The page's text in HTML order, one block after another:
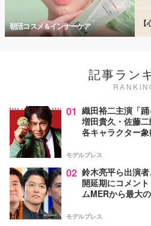
朝活コスメ＆インナーケア
記事ラン
01 織田裕二主演「
増田貴久・佐藤
各キャラクター
モデルプレス
02 鈴木亮平ら出演
開延期にコメン
ムMERから最大
モデルプレス